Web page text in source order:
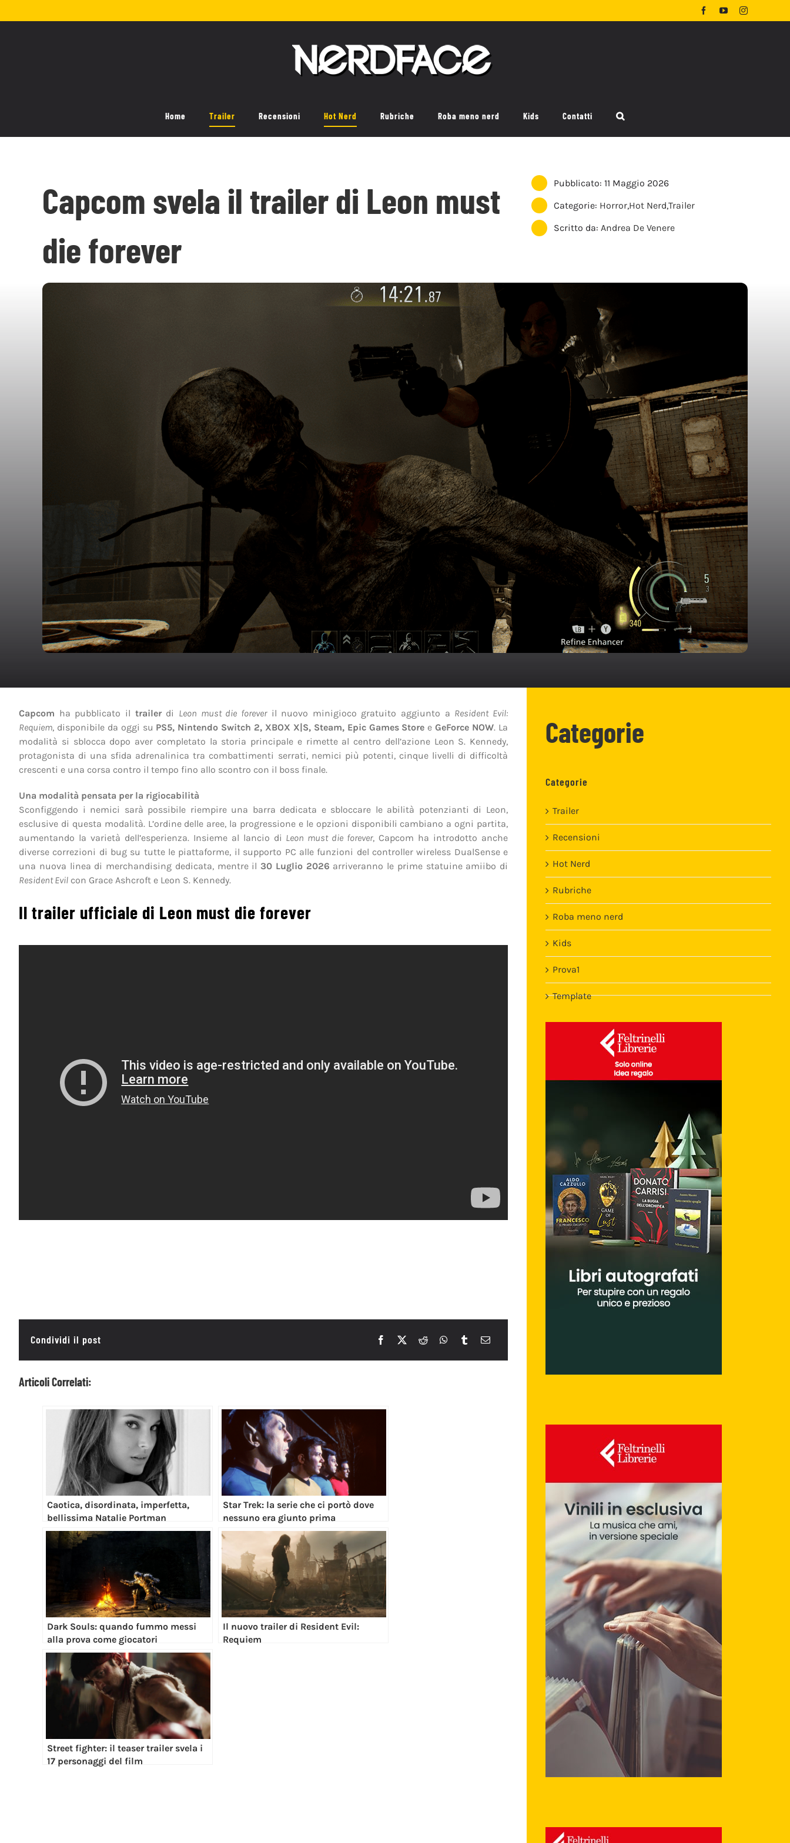
al
FacebookYouTubeInstagram
Home Trailer Recensioni Hot Nerd Rubriche Roba meno nerd Kids Contatti
Capcom svela il trailer di Leon must
die forever
Pubblicato: 11 Maggio 2026
Categorie: Horror,Hot Nerd,Trailer
Scritto da:Andrea De Venere
Capcom ha pubblicato il trailerdi Leon must die foreveril nuovo minigioco gratuito aggiunto a Resident Evil:
Requiem, disponibile da oggi su PS5, Nintendo Switch 2, XBOX X|S, Steam, Epic Games Store eGeForce NOW. La
modalità si sblocca dopo aver completato la storia principale e rimette al centro dell’azione Leon S. Kennedy,
protagonista di una sfida adrenalinica tra combattimenti serrati, nemici più potenti, cinque livelli di difficoltà
crescenti e una corsa contro il tempo fino allo scontro con il boss finale.
Una modalità pensata per la rigiocabilità
Sconfiggendo i nemici sarà possibile riempire una barra dedicata e sbloccare le abilità potenzianti di Leon,
esclusive di questa modalità. L’ordine delle aree, la progressione e le opzioni disponibili cambiano a ogni partita,
aumentando la varietà dell’esperienza. Insieme al lancio di Leon must die forever, Capcom ha introdotto anche
diverse correzioni di bug su tutte le piattaforme, il supporto PC alle funzioni del controller wireless DualSense e
una nuova linea di merchandising dedicata, mentre il 30 Luglio 2026 arriveranno le prime statuine amiibo di
Resident Evil con Grace Ashcroft e Leon S. Kennedy.
Il trailer ufficiale di Leon must die forever
Condividi il post
Articoli Correlati:
Caotica, disordinata, imperfetta,
bellissima Natalie Portman
Star Trek: la serie che ci portò dove
nessuno era giunto prima
Dark Souls: quando fummo messi
alla prova come giocatori
Il nuovo trailer di Resident Evil:
Requiem
Street fighter: il teaser trailer svela i
17 personaggi del film
Categorie
Categorie
Trailer
Recensioni
Hot Nerd
Rubriche
Roba meno nerd
Kids
Prova1
Template